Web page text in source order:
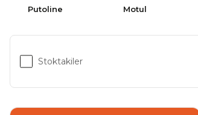
Putoline Motul
Stoktakiler